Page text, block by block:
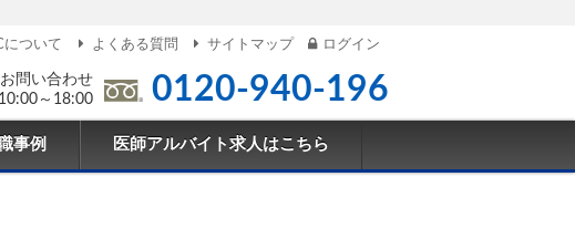
問い合わせ
～18:00
0120-940-196
について よくある質問 サイトマップ ログイン
事例 医師アルバイト求人はこちら